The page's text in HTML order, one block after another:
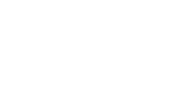
Según ha detallado la
de un centro comercial
droga a una furgoneta y